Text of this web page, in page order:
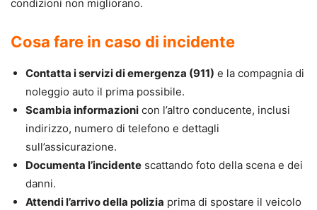
condizioni non migliorano.
Cosa fare in caso di incidente
Contatta i servizi di emergenza (911) e la compagnia di
noleggio auto il prima possibile.
Scambia informazioni con l’altro conducente, inclusi
indirizzo, numero di telefono e dettagli
sull’assicurazione.
Documenta l’incidente scattando foto della scena e dei
danni.
Attendi l’arrivo della polizia prima di spostare il veicolo